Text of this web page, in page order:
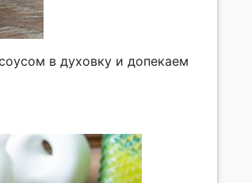
в духовку и допекаем